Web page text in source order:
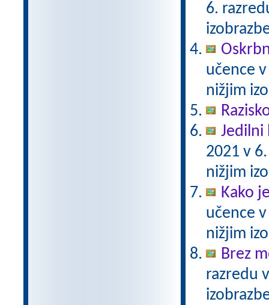
6.
učence
nižjim
Jedilni
2021 v
nižjim
Kako
učence
nižjim
Brez
razredu